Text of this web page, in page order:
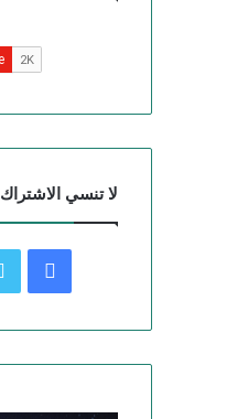
لا تنسي الاشتراك
س